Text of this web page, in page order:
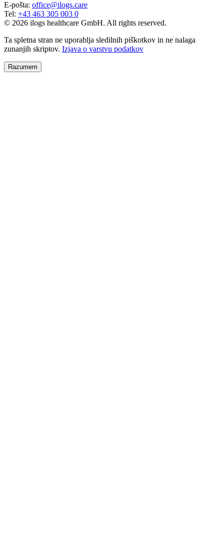
E-pošta: office@ilogs.care
Tel: +43 463 305 003 0
© 2026 ilogs healthcare GmbH. All rights reserved.
Ta spletna stran ne uporablja sledilnih piškotkov in ne nalaga
zunanjih skriptov. Izjava o varstvu podatkov
Razumem